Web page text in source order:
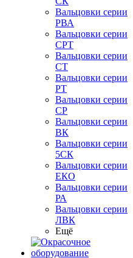
Вальцовки серии
РВА
Вальцовки серии
СРТ
Вальцовки серии
СТ
Вальцовки серии
РТ
Вальцовки серии
СР
Вальцовки серии
ВК
Вальцовки серии
5СК
Вальцовки серии
ЕКО
Вальцовки серии
РА
Вальцовки серии
ЛВК
Ещё